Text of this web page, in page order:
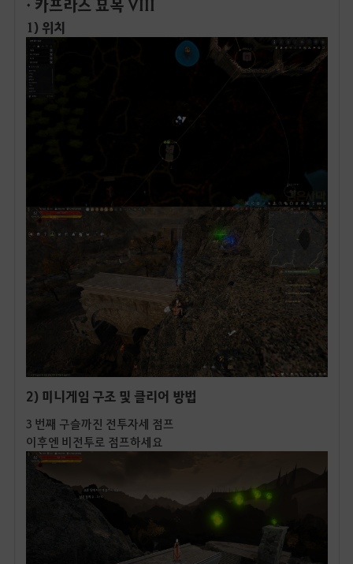
1) 위치
2) 미니게임 구조 및 클리어 방법
3 번째 구슬까진 전투자세 점프
이후엔 비전투로 점프하세요